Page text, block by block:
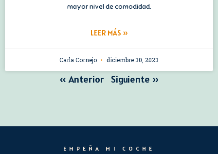
mayor nivel de comodidad.
LEER MÁS »
Carla Cornejo diciembre 30, 2023
« Anterior Siguiente »
EMPEÑA MI COCHE